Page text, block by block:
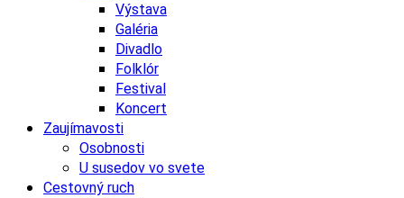
Výstava
Galéria
Divadlo
Folklór
Festival
Koncert
Zaujímavosti
Osobnosti
U susedov vo svete
Cestovný ruch